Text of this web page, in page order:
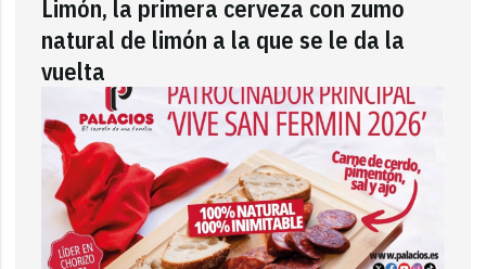
Limón, la primera cerveza con zumo
natural de limón a la que se le da la
vuelta